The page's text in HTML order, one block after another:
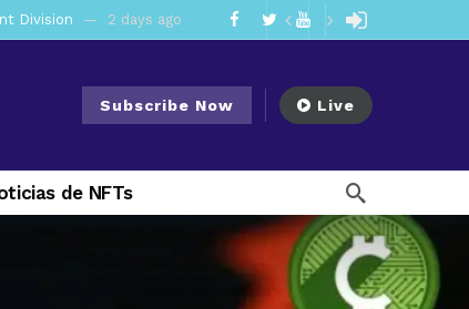
2 weeks ago
Subscribe Now Live
de NFTs